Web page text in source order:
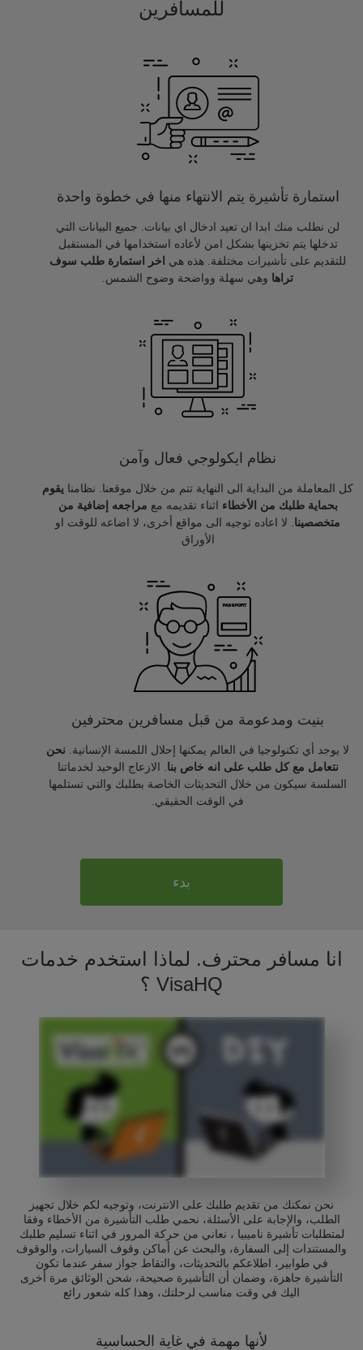
للمسافرين
استمارة تأشيرة يتم الانتهاء منها في خطوة واحدة
لن نطلب منك ابدا ان تعيد ادخال اي بيانات. جميع البيانات التي
تدخلها يتم تخزينها بشكل امن لأعاده استخدامها في المستقبل
للتقديم على تأشيرات مختلفة. هذه هي
اخر استمارة طلب سوف
تراها وهي سهلة وواضحة وضوح الشمس.
نظام ايكولوجي فعال وآمن
كل المعاملة من البداية الى النهاية تتم من خلال موقعنا. نظامنا يقوم
بحماية طلبك من الأخطاء اثناء تقديمه مع مراجعه إضافية من
متخصصينا . لا اعاده توجيه الى مواقع أخرى، لا اضاعه للوقت او
الأوراق
بنيت ومدعومة من قبل مسافرين محترفين
لا يوجد أي تكنولوجيا في العالم يمكنها إحلال اللمسة الإنسانية. نحن
نتعامل مع كل طلب على انه خاص بنا . الازعاج الوحيد لخدماتنا
السلسة سيكون من خلال التحديثات الخاصة بطلبك والتي تستلمها
في الوقت الحقيقي.
بدء
انا مسافر محترف. لماذا استخدم خدمات
VisaHQ ؟
نحن نمكنك من تقديم طلبك على الانترنت، وتوجيه لكم خلال تجهيز
الطلب، والإجابة على الأسئلة، نحمي طلب التأشيرة من الأخطاء وفقا
لمتطلبات تأشيرة ناميبيا ، نعاني من حركة المرور في اثناء تسليم طلبك
والمستندات إلى السفارة، والبحث عن أماكن وقوف السيارات، والوقوف
في طوابير، اطلاعكم بالتحديثات، والتقاط جواز سفر عندما تكون
التأشيرة جاهزة، وضمان أن التأشيرة صحيحة، شحن الوثائق مرة أخرى
اليك في وقت مناسب لرحلتك، وهذا كله شعور رائع
لأنها مهمة في غاية الحساسية